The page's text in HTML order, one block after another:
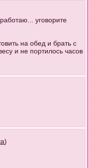
уговорите
на обед и брать с
и не портилось часов
)